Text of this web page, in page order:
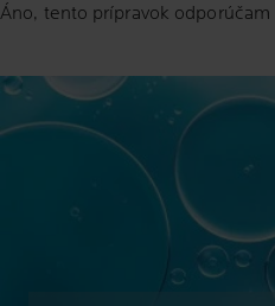
Áno, tento prípravok odporúčam